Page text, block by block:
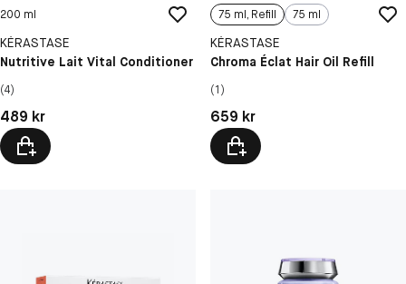
200 ml
KÉRASTASE
Nutritive Lait Vital Conditioner
(4)
Pris: 489 kr
489 kr
75 ml, Refill 75 ml
KÉRASTASE
Chroma Éclat Hair Oil Refill
(1)
Pris: 659 kr
659 kr